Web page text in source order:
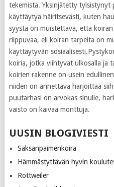
tekemistä. Yksinjätetty
käyttäytyä häiritsevästi, kuten
syystä on muistettava, että
riippuvaa, eli koiran tarpeita on
käyttäytyvän
koiria, jotka viihtyvät ulkosalla ja
koirien rakenne on usein
niiden on annettava harjoittaa
puutarhasi on arvokas sinulle,
vaisto on kaivaa monttuja.
UUSIN BLOGIVIESTI
Saksanpaimenkoira
Hämmästyttävän hyvin
Rottweiler